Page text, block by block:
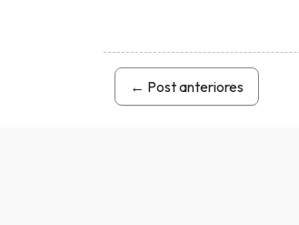
← Post anteriores